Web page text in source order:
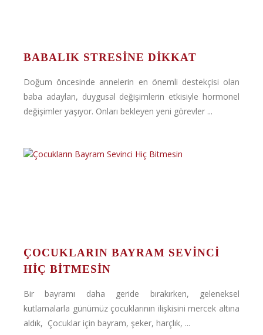
BABALIK STRESINE DIKKAT
Doğum öncesinde annelerin en önemli destekçisi olan
baba adayları, duygusal değişimlerin etkisiyle hormonel
değişimler yaşıyor. Onları bekleyen yeni görevler ...
ÇOCUKLARIN BAYRAM SEVINCI
HIÇ BITMESIN
Bir bayramı daha geride bırakırken, geleneksel
kutlamalarla günümüz çocuklarının ilişkisini mercek altına
aldık, Çocuklar için bayram, şeker, harçlık, ...